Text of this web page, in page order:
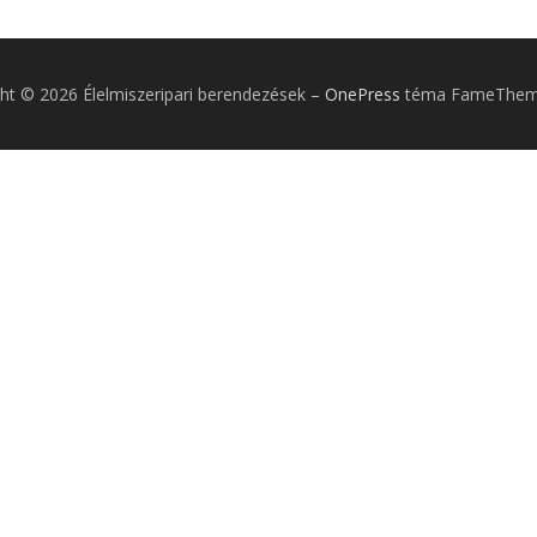
© 2026 Élelmiszeripari berendezések – OnePress téma